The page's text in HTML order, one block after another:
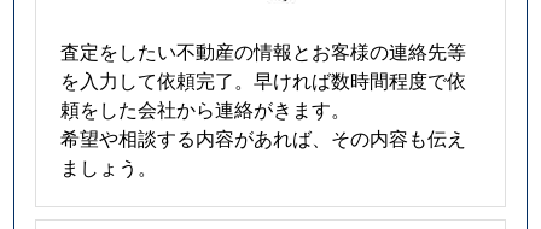
査定をしたい不動産の情報とお客様の連絡先等
を入力して依頼完了。早ければ数時間程度で依
頼をした会社から連絡がきます。
希望や相談する内容があれば、その内容も伝え
ましょう。